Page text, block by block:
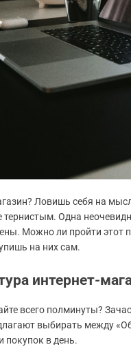
Ловишь себя на
тернистым. Одна
Можно ли пройти этот
на них сам.
интернет-
всего полминуты?
выбирать между
покупок в день.